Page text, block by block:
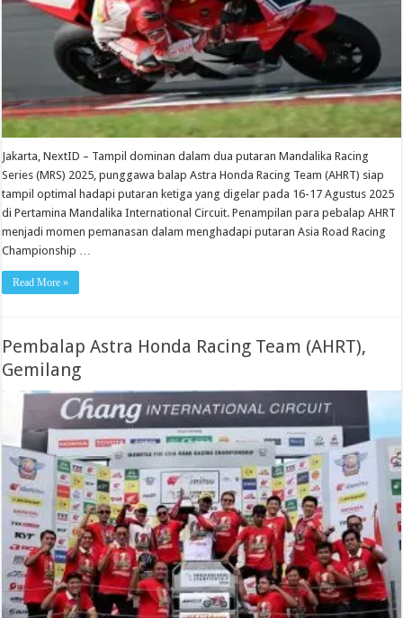
Jakarta, NextID – Tampil dominan dalam dua putaran Mandalika Racing
Series (MRS) 2025, punggawa balap Astra Honda Racing Team (AHRT) siap
tampil optimal hadapi putaran ketiga yang digelar pada 16-17 Agustus 2025
di Pertamina Mandalika International Circuit. Penampilan para pebalap AHRT
menjadi momen pemanasan dalam menghadapi putaran Asia Road Racing
Championship …
Read More »
Pembalap Astra Honda Racing Team (AHRT),
Gemilang